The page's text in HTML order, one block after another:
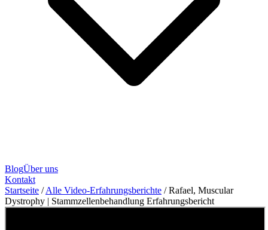
BlogÜber uns
Kontakt
Startseite / Alle Video-Erfahrungsberichte / Rafael, Muscular
Dystrophy | Stammzellenbehandlung Erfahrungsbericht